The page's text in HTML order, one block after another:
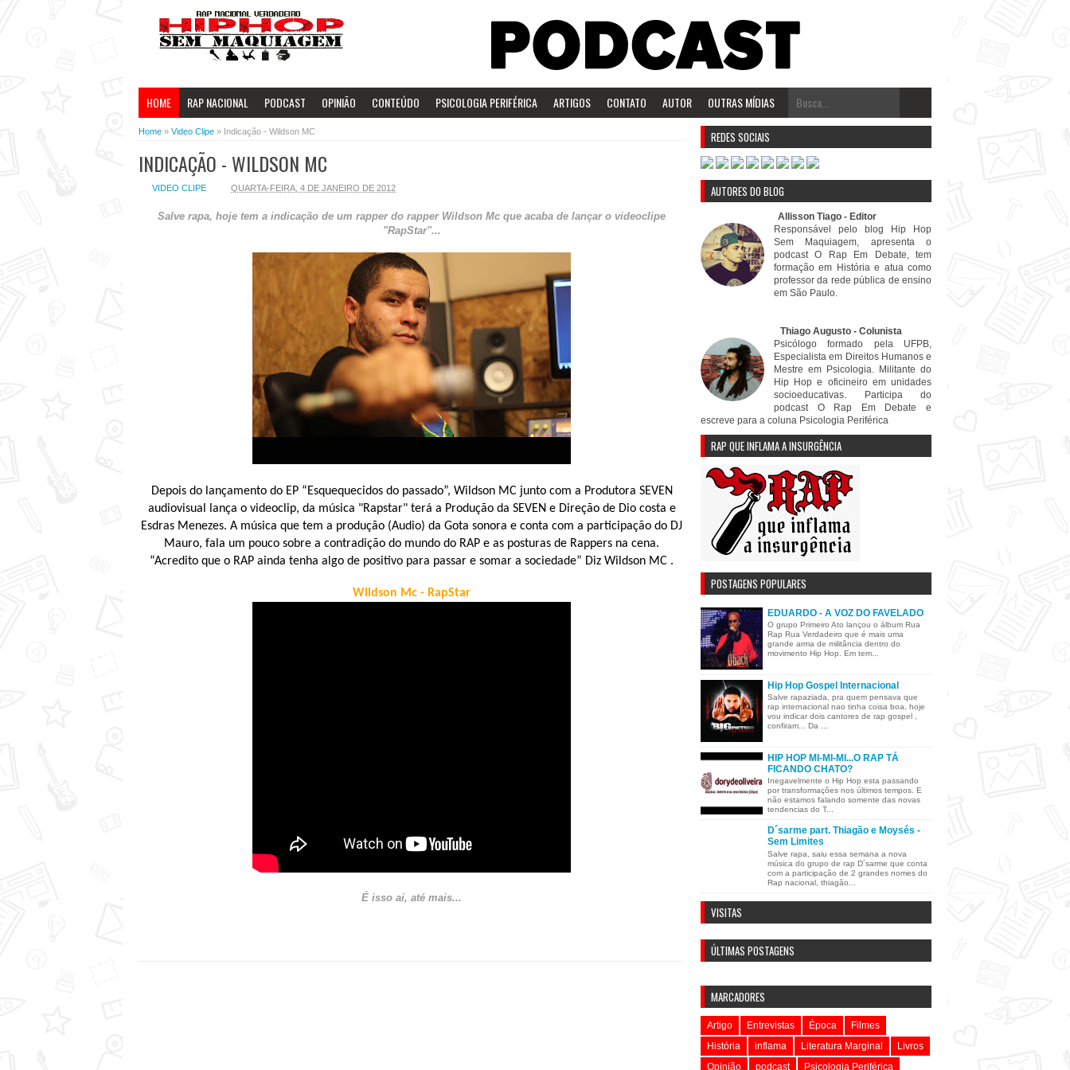
HOME RAP NACIONAL PODCAST OPINIÃO CONTEÚDO PSICOLOGIA PERIFÉRICA ARTIGOS CONTATO AUTOR OUTRAS MÍDIAS
Home » Video Clipe » Indicação - Wildson MC
INDICAÇÃO - WILDSON MC
VIDEO CLIPE QUARTA-FEIRA, 4 DE JANEIRO DE 2012
Salve rapa, hoje tem a indicação de um rapper do rapper Wildson Mc que acaba de lançar o videoclipe
"RapStar"...
Depois do lançamento do EP “Esquequecidos do passado”, Wildson MC junto com a Produtora SEVEN
audiovisual lança o videoclip, da música "Rapstar" terá a Produção da SEVEN e Direção de Dio costa e
Esdras Menezes. A música que tem a produção (Audio) da Gota sonora e conta com a participação do DJ
Mauro, fala um pouco sobre a contradição do mundo do RAP e as posturas de Rappers na cena.
“Acredito que o RAP ainda tenha algo de positivo para passar e somar a sociedade” Diz Wildson MC .
Wildson Mc - RapStar
É isso ai, até mais...
REDES SOCIAIS
AUTORES DO BLOG
⠀⠀⠀Allisson Tiago - Editor
Responsável pelo blog Hip Hop
Sem Maquiagem, apresenta o
podcast O Rap Em Debate, tem
formação em História e atua como
professor da rede pública de ensino
em São Paulo.
⠀⠀⠀⠀⠀⠀⠀Thiago Augusto - Colunista
Psicólogo formado pela UFPB,
Especialista em Direitos Humanos e
Mestre em Psicologia. Militante do
Hip Hop e oficineiro em unidades
socioeducativas. Participa do
podcast O Rap Em Debate e
escreve para a coluna Psicologia Periférica
RAP QUE INFLAMA A INSURGÊNCIA
POSTAGENS POPULARES
EDUARDO - A VOZ DO FAVELADO
O grupo Primeiro Ato lançou o álbum Rua
Rap Rua Verdadeiro que é mais uma
grande arma de militância dentro do
movimento Hip Hop. Em tem...
Hip Hop Gospel Internacional
Salve rapaziada, pra quem pensava que
rap internacional nao tinha coisa boa, hoje
vou indicar dois cantores de rap gospel ,
confiram... Da ...
HIP HOP MI-MI-MI...O RAP TÁ
FICANDO CHATO?
Inegavelmente o Hip Hop esta passando
por transformações nos últimos tempos. E
não estamos falando somente das novas
tendencias do T...
D´sarme part. Thiagão e Moysés -
Sem Limites
Salve rapa, saiu essa semana a nova
música do grupo de rap D´sarme que conta
com a participação de 2 grandes nomes do
Rap nacional, thiagão...
VISITAS
ÚLTIMAS POSTAGENS
MARCADORES
Artigo Entrevistas Época
Filmes
História
inflama Literatura Marginal
Livros
Opinião
podcast
Psicologia Periférica